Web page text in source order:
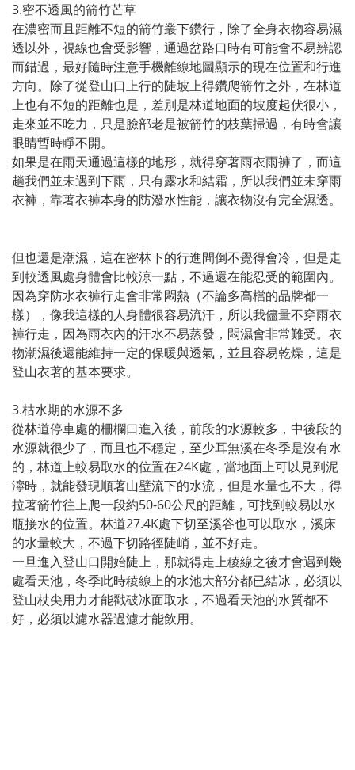
3.密不透風的箭竹芒草
在濃密而且距離不短的箭竹叢下鑽行，除了全身衣物容易濕
透以外，視線也會受影響，通過岔路口時有可能會不易辨認
而錯過，最好隨時注意手機離線地圖顯示的現在位置和行進
方向。除了從登山口上行的陡坡上得鑽爬箭竹之外，在林道
上也有不短的距離也是，差別是林道地面的坡度起伏很小，
走來並不吃力，只是臉部老是被箭竹的枝葉掃過，有時會讓
眼睛暫時睜不開。
如果是在雨天通過這樣的地形，就得穿著雨衣雨褲了，而這
趟我們並未遇到下雨，只有露水和結霜，所以我們並未穿雨
衣褲，靠著衣褲本身的防潑水性能，讓衣物沒有完全濕透。
但也還是潮濕，這在密林下的行進間倒不覺得會冷，但是走
到較透風處身體會比較涼一點，不過還在能忍受的範圍內。
因為穿防水衣褲行走會非常悶熱（不論多高檔的品牌都一
樣），像我這樣的人身體很容易流汗，所以我儘量不穿雨衣
褲行走，因為雨衣內的汗水不易蒸發，悶濕會非常難受。衣
物潮濕後還能維持一定的保暖與透氣，並且容易乾燥，這是
登山衣著的基本要求。
3.枯水期的水源不多
從林道停車處的柵欄口進入後，前段的水源較多，中後段的
水源就很少了，而且也不穩定，至少耳無溪在冬季是沒有水
的，林道上較易取水的位置在24K處，當地面上可以見到泥
濘時，就能發現順著山壁流下的水流，但是水量也不大，得
拉著箭竹往上爬一段約50-60公尺的距離，可找到較易以水
瓶接水的位置。林道27.4K處下切至溪谷也可以取水，溪床
的水量較大，不過下切路徑陡峭，並不好走。
一旦進入登山口開始陡上，那就得走上稜線之後才會遇到幾
處看天池，冬季此時稜線上的水池大部分都已結冰，必須以
登山杖尖用力才能戳破冰面取水，不過看天池的水質都不
好，必須以濾水器過濾才能飲用。